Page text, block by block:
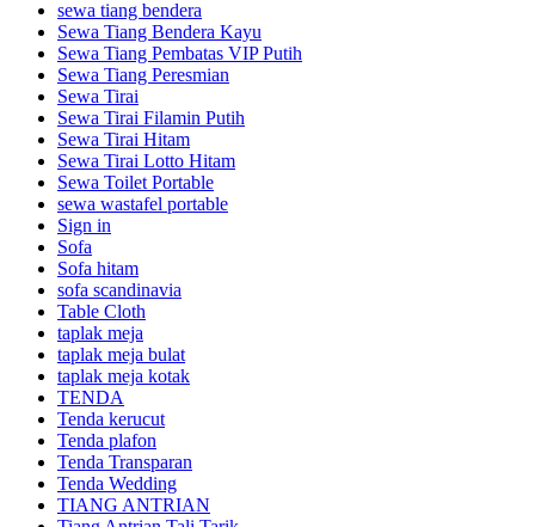
sewa tiang bendera
Sewa Tiang Bendera Kayu
Sewa Tiang Pembatas VIP Putih
Sewa Tiang Peresmian
Sewa Tirai
Sewa Tirai Filamin Putih
Sewa Tirai Hitam
Sewa Tirai Lotto Hitam
Sewa Toilet Portable
sewa wastafel portable
Sign in
Sofa
Sofa hitam
sofa scandinavia
Table Cloth
taplak meja
taplak meja bulat
taplak meja kotak
TENDA
Tenda kerucut
Tenda plafon
Tenda Transparan
Tenda Wedding
TIANG ANTRIAN